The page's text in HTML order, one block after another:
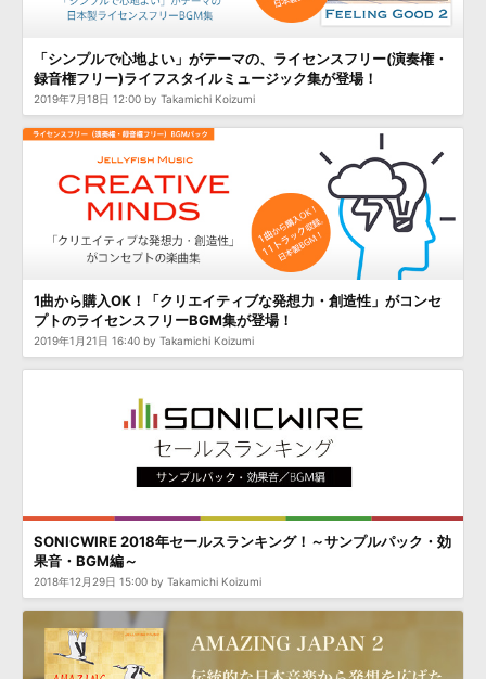
「シンプルで心地よい」がテーマの、ライセンスフリー(演奏権・
録音権フリー)ライフスタイルミュージック集が登場！
2019年7月18日 12:00 by Takamichi Koizumi
1曲から購入OK！「クリエイティブな発想力・創造性」がコンセ
プトのライセンスフリーBGM集が登場！
2019年1月21日 16:40 by Takamichi Koizumi
SONICWIRE 2018年セールスランキング！～サンプルパック・効
果音・BGM編～
2018年12月29日 15:00 by Takamichi Koizumi